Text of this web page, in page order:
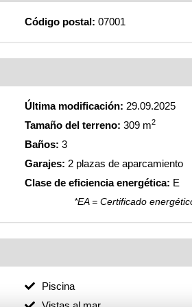
Código postal: 07001
Última modificación: 29.09.2025
Tamaño del terreno: 309 m2
Baños: 3
Garajes: 2 plazas de aparcamiento
Clase de eficiencia energética: E
*EA = Certificado
Piscina